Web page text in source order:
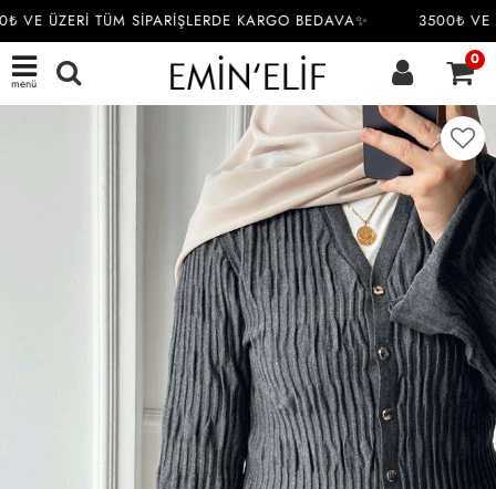
ÜZERİ TÜM SİPARİŞLERDE KARGO BEDAVA✨ 3500₺ VE
menü
0